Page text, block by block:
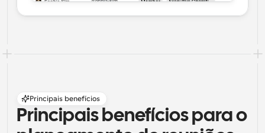
Principais benefícios
Principais benefícios para o